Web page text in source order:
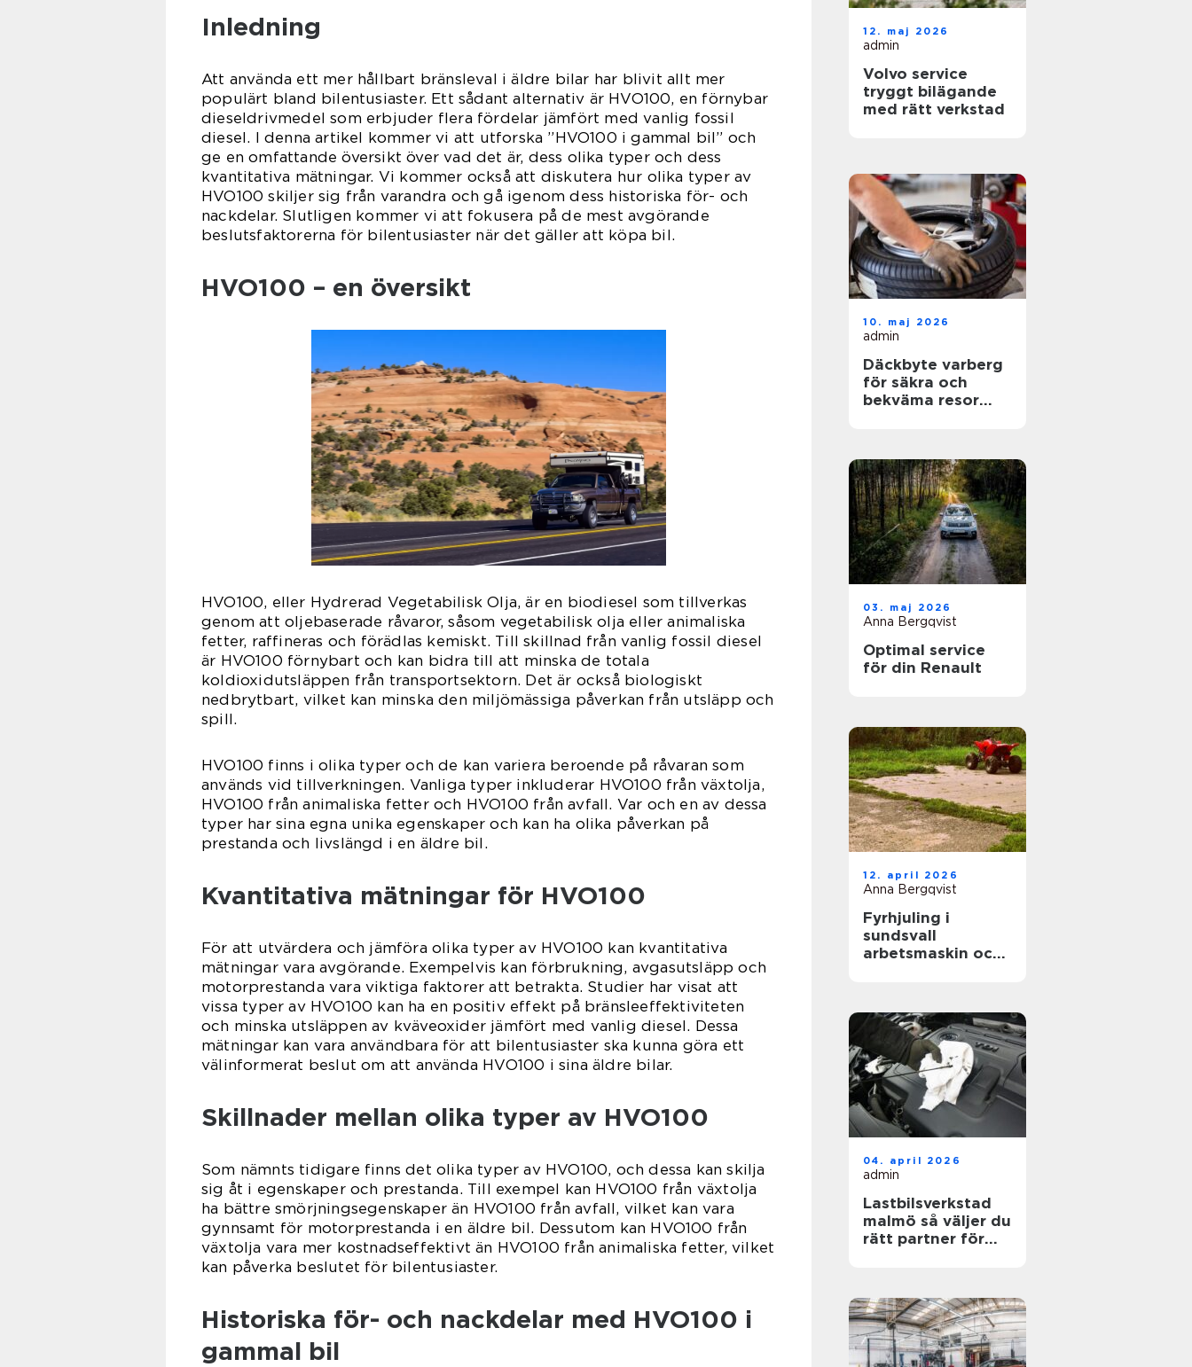
Inledning
Att använda ett mer hållbart bränsleval i äldre bilar har blivit allt mer
populärt bland bilentusiaster. Ett sådant alternativ är HVO100, en förnybar
dieseldrivmedel som erbjuder flera fördelar jämfört med vanlig fossil
diesel. I denna artikel kommer vi att utforska ”HVO100 i gammal bil” och
ge en omfattande översikt över vad det är, dess olika typer och dess
kvantitativa mätningar. Vi kommer också att diskutera hur olika typer av
HVO100 skiljer sig från varandra och gå igenom dess historiska för- och
nackdelar. Slutligen kommer vi att fokusera på de mest avgörande
beslutsfaktorerna för bilentusiaster när det gäller att köpa bil.
HVO100 – en översikt
HVO100, eller Hydrerad Vegetabilisk Olja, är en biodiesel som tillverkas
genom att oljebaserade råvaror, såsom vegetabilisk olja eller animaliska
fetter, raffineras och förädlas kemiskt. Till skillnad från vanlig fossil diesel
är HVO100 förnybart och kan bidra till att minska de totala
koldioxidutsläppen från transportsektorn. Det är också biologiskt
nedbrytbart, vilket kan minska den miljömässiga påverkan från utsläpp och
spill.
HVO100 finns i olika typer och de kan variera beroende på råvaran som
används vid tillverkningen. Vanliga typer inkluderar HVO100 från växtolja,
HVO100 från animaliska fetter och HVO100 från avfall. Var och en av dessa
typer har sina egna unika egenskaper och kan ha olika påverkan på
prestanda och livslängd i en äldre bil.
Kvantitativa mätningar för HVO100
För att utvärdera och jämföra olika typer av HVO100 kan kvantitativa
mätningar vara avgörande. Exempelvis kan förbrukning, avgasutsläpp och
motorprestanda vara viktiga faktorer att betrakta. Studier har visat att
vissa typer av HVO100 kan ha en positiv effekt på bränsleeffektiviteten
och minska utsläppen av kväveoxider jämfört med vanlig diesel. Dessa
mätningar kan vara användbara för att bilentusiaster ska kunna göra ett
välinformerat beslut om att använda HVO100 i sina äldre bilar.
Skillnader mellan olika typer av HVO100
Som nämnts tidigare finns det olika typer av HVO100, och dessa kan skilja
sig åt i egenskaper och prestanda. Till exempel kan HVO100 från växtolja
ha bättre smörjningsegenskaper än HVO100 från avfall, vilket kan vara
gynnsamt för motorprestanda i en äldre bil. Dessutom kan HVO100 från
växtolja vara mer kostnadseffektivt än HVO100 från animaliska fetter, vilket
kan påverka beslutet för bilentusiaster.
Historiska för- och nackdelar med HVO100 i
gammal bil
12. maj 2026
admin
Volvo service
tryggt bilägande
med rätt verkstad
10. maj 2026
admin
Däckbyte varberg
för säkra och
bekväma resor
03. maj 2026
Anna Bergqvist
Optimal service
för din Renault
12. april 2026
Anna Bergqvist
Fyrhjuling i
sundsvall
arbetsmaskin och
04. april 2026
admin
Lastbilsverkstad
malmö så väljer du
rätt partner för